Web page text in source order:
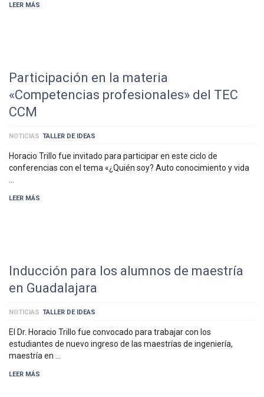
LEER MÁS
Participación en la materia
«Competencias profesionales» del TEC
CCM
NOTICIAS TALLER DE IDEAS
Horacio Trillo fue invitado para participar en este ciclo de
conferencias con el tema «¿Quién soy? Auto conocimiento y vida
LEER MÁS
Inducción para los alumnos de maestría
en Guadalajara
NOTICIAS TALLER DE IDEAS
El Dr. Horacio Trillo fue convocado para trabajar con los
estudiantes de nuevo ingreso de las maestrías de ingeniería,
maestría en …
LEER MÁS